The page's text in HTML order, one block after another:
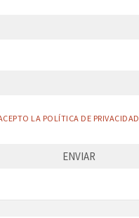
LA POLÍTICA DE PRIVACIDAD